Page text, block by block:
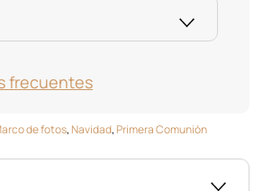
frecuentes
de fotos,Navidad,Primera Comunión